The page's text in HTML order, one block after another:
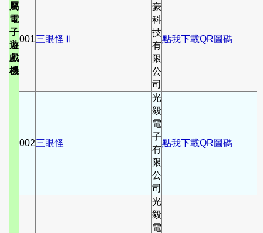
屬
電
子
遊
戲
機
001三眼怪Ⅱ
豪
科
技
有
限
公
司
點我下載QR圖碼
002三眼怪
光
毅
電
子
有
限
公
司
點我下載QR圖碼
光
毅
電